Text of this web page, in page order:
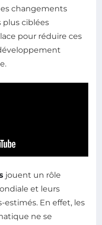
changements
ciblées
pour réduire ces
jouent un rôle
et leurs
En effet, les
ne se